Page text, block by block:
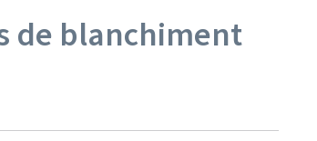
de blanchiment